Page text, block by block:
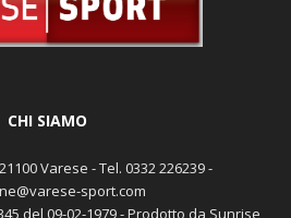
CHI SIAMO
Varese - Tel. 0332 226239 -
sport.com
del 09-02-1979 - Prodotto da Sunrise